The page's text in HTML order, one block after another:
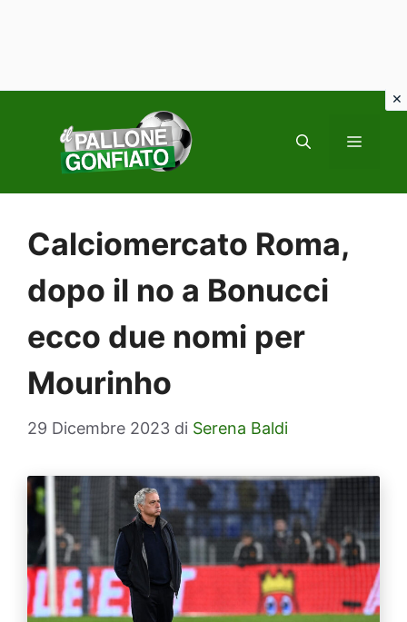
contenuto
MENU
Calciomercato Roma,
dopo il no a Bonucci
ecco due nomi per
Mourinho
29 Dicembre 2023 di Serena Baldi